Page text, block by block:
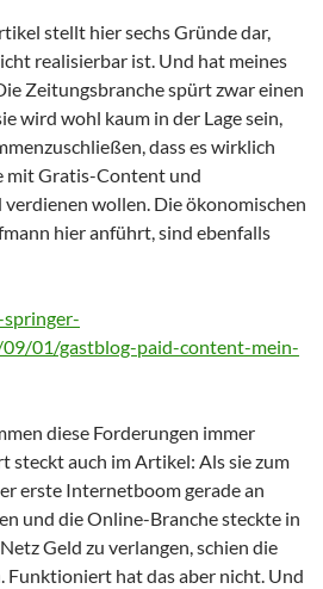
stellt hier sechs Gründe dar,
realisierbar ist. Und hat meines
Zeitungsbranche spürt zwar einen
wird wohl kaum in der Lage sein,
dass es wirklich
mit Gratis-Content und
wollen. Die ökonomischen
hier anführt, sind ebenfalls
01/gastblog-paid-content-mein-
diese Forderungen immer
steckt auch im Artikel: Als sie zum
erste Internetboom gerade an
und die Online-Branche steckte in
Geld zu verlangen, schien die
Funktioniert hat das aber nicht. Und